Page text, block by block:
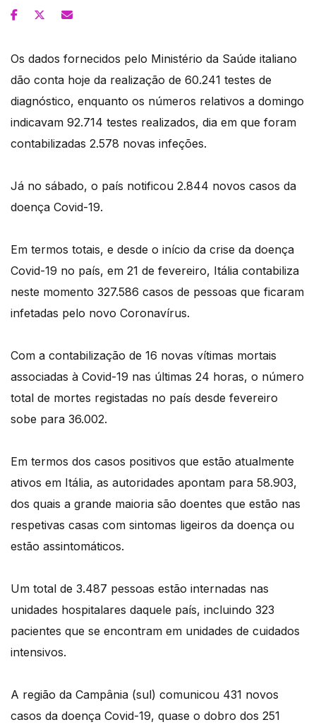
Os dados fornecidos pelo Ministério da Saúde italiano
dão conta hoje da realização de 60.241 testes de
diagnóstico, enquanto os números relativos a domingo
indicavam 92.714 testes realizados, dia em que foram
contabilizadas 2.578 novas infeções.
Já no sábado, o país notificou 2.844 novos casos da
doença Covid-19.
Em termos totais, e desde o início da crise da doença
Covid-19 no país, em 21 de fevereiro, Itália contabiliza
neste momento 327.586 casos de pessoas que ficaram
infetadas pelo novo Coronavírus.
Com a contabilização de 16 novas vítimas mortais
associadas à Covid-19 nas últimas 24 horas, o número
total de mortes registadas no país desde fevereiro
sobe para 36.002.
Em termos dos casos positivos que estão atualmente
ativos em Itália, as autoridades apontam para 58.903,
dos quais a grande maioria são doentes que estão nas
respetivas casas com sintomas ligeiros da doença ou
estão assintomáticos.
Um total de 3.487 pessoas estão internadas nas
unidades hospitalares daquele país, incluindo 323
pacientes que se encontram em unidades de cuidados
intensivos.
A região da Campânia (sul) comunicou 431 novos
casos da doença Covid-19, quase o dobro dos 251